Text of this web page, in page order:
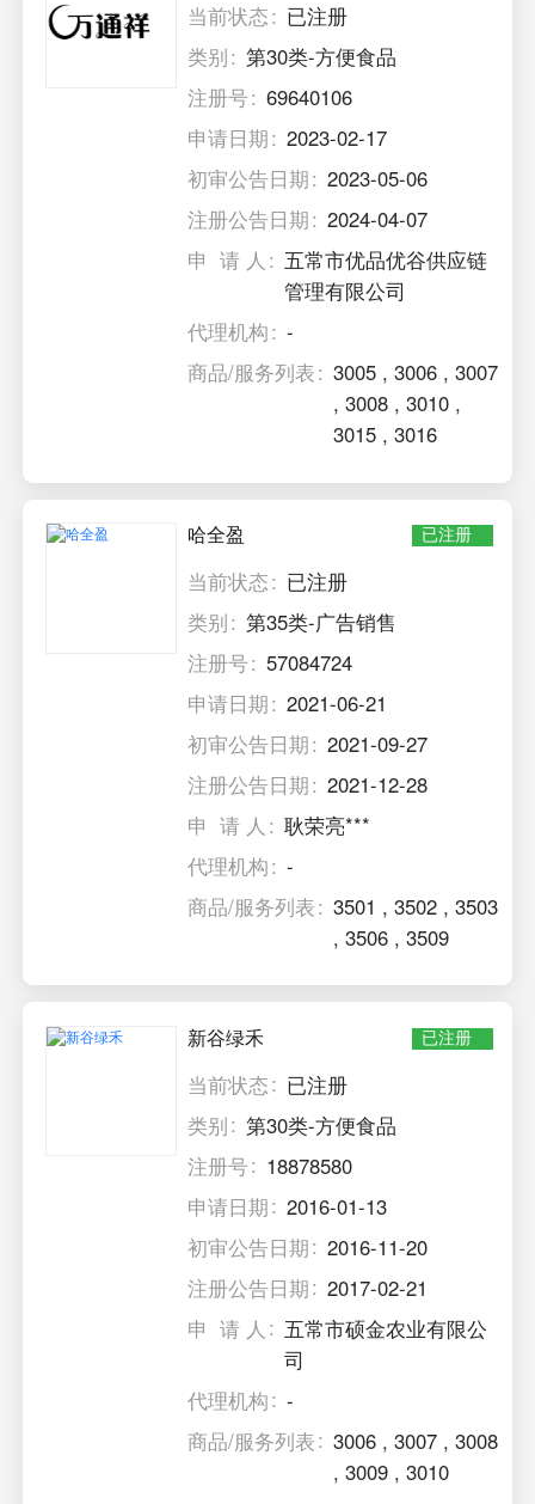
当前状态
已注册
类别
第30类-方便食品
注册号
69640106
申请日期
2023-02-17
初审公告日期
2023-05-06
注册公告日期
2024-04-07
申 请 人
五常市优品优谷供应链
管理有限公司
代理机构
-
商品/服务列表
3005 ,3006 ,3007
,3008 ,3010 ,
3015 ,3016
哈全盈 已注册
当前状态
已注册
类别
第35类-广告销售
注册号
57084724
申请日期
2021-06-21
初审公告日期
2021-09-27
注册公告日期
2021-12-28
申 请 人
耿荣亮***
代理机构
-
商品/服务列表
3501 ,3502 ,3503
,3506 ,3509
新谷绿禾 已注册
当前状态
已注册
类别
第30类-方便食品
注册号
18878580
申请日期
2016-01-13
初审公告日期
2016-11-20
注册公告日期
2017-02-21
申 请 人
五常市硕金农业有限公
司
代理机构
-
商品/服务列表
3006 ,3007 ,3008
,3009 ,3010